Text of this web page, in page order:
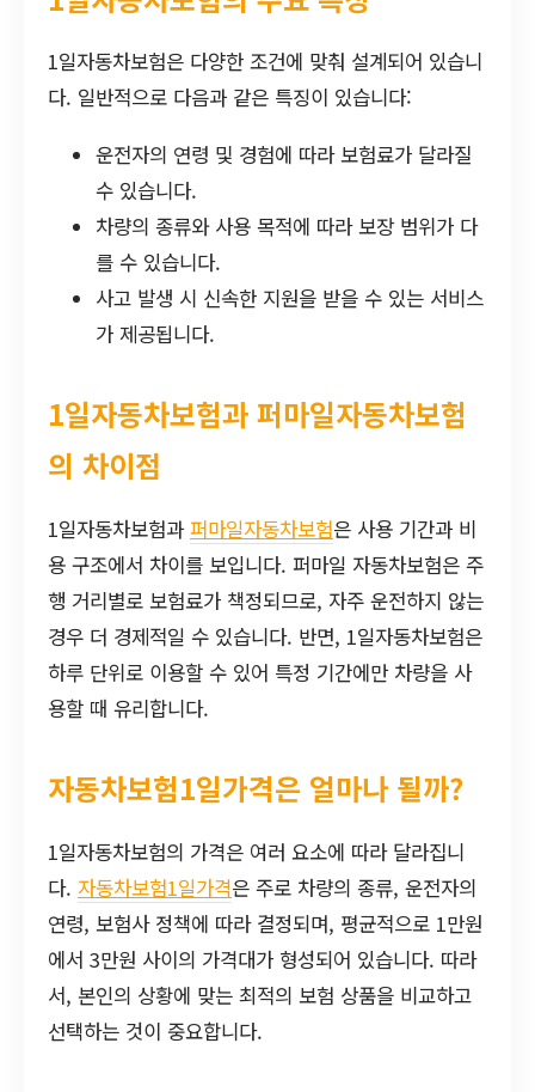
1일자동차보험은 다양한 조건에 맞춰 설계되어 있습니
다. 일반적으로 다음과 같은 특징이 있습니다:
운전자의 연령 및 경험에 따라 보험료가 달라질
수 있습니다.
차량의 종류와 사용 목적에 따라 보장 범위가 다
를 수 있습니다.
사고 발생 시 신속한 지원을 받을 수 있는 서비스
가 제공됩니다.
1일자동차보험과 퍼마일자동차보험
의 차이점
1일자동차보험과 퍼마일자동차보험은 사용 기간과 비
용 구조에서 차이를 보입니다. 퍼마일 자동차보험은 주
행 거리별로 보험료가 책정되므로, 자주 운전하지 않는
경우 더 경제적일 수 있습니다. 반면, 1일자동차보험은
하루 단위로 이용할 수 있어 특정 기간에만 차량을 사
용할 때 유리합니다.
자동차보험1일가격은 얼마나 될까?
1일자동차보험의 가격은 여러 요소에 따라 달라집니
다. 자동차보험1일가격은 주로 차량의 종류, 운전자의
연령, 보험사 정책에 따라 결정되며, 평균적으로 1만원
에서 3만원 사이의 가격대가 형성되어 있습니다. 따라
서, 본인의 상황에 맞는 최적의 보험 상품을 비교하고
선택하는 것이 중요합니다.